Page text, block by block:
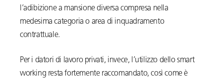
l’adibizione a mansione diversa compresa nella
medesima categoria o area di inquadramento
contrattuale.
Per i datori di lavoro privati, invece, l’utilizzo dello smart
working resta fortemente raccomandato, così come è